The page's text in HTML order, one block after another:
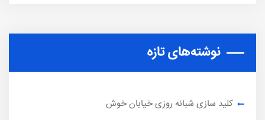
نوشته‌های تازه
کلید سازی شبانه روزی خیابان خوش